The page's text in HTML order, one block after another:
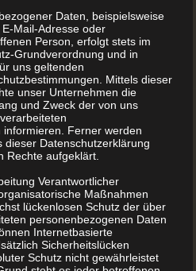
auch entzücken.
oder Rezepte ausdenken,
– der BuchDrucker.at
in allen Fragen um Ihr
Daten, beispielsweise
Mail-Adresse oder
Person, erfolgt stets im
Grundverordnung und in
uns geltenden
Mittels dieser
unser Unternehmen die
und Zweck der von uns
Ferner werden
dieser Datenschutzerklärung
Rechte aufgeklärt.
Verantwortlicher
Maßnahmen
lückenlosen Schutz der über
personenbezogenen Daten
Internetbasierte
Sicherheitslücken
Schutz nicht gewährleistet